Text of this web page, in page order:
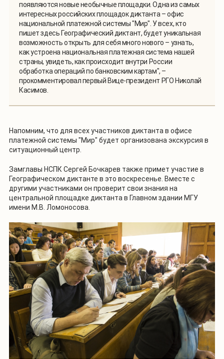
появляются новые необычные площадки. Одна из самых
интересных российских площадок диктанта – офис
национальной платежной системы "Мир". У всех, кто
пишет здесь Географический диктант, будет уникальная
возможность открыть для себя много нового – узнать,
как устроена национальная платежная система нашей
страны, увидеть, как происходит внутри России
обработка операций по банковским картам", –
прокомментировал первый Вице-президент РГО Николай
Касимов.
Напомним, что для всех участников диктанта в офисе
платежной системы "Мир" будет организована экскурсия в
ситуационный центр.
Замглавы НСПК Сергей Бочкарев также примет участие в
Географическом диктанте в это воскресенье. Вместе с
другими участниками он проверит свои знания на
центральной площадке диктанта в Главном здании МГУ
имени М.В. Ломоносова.